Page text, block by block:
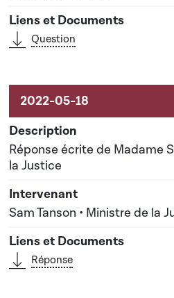
Question
Réponse écrite de Madame
la Justice
Sam Tanson • Ministre de la
Réponse